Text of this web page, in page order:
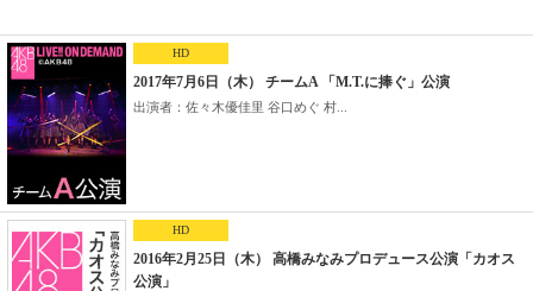
HD
2017年7月6日（木） チームA 「M.T.に捧ぐ」公演
出演者：佐々木優佳里 谷口めぐ 村...
HD
2016年2月25日（木） 高橋みなみプロデュース公演「カオス
公演」